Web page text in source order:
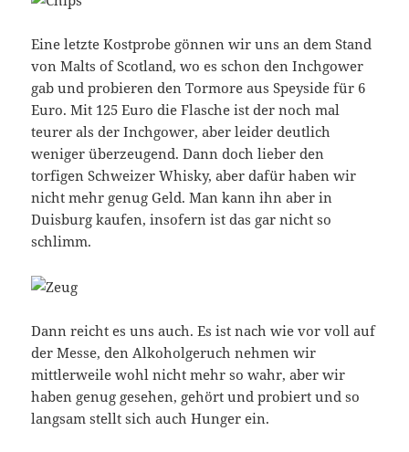
Eine letzte Kostprobe gönnen wir uns an dem Stand
von Malts of Scotland, wo es schon den Inchgower
gab und probieren den Tormore aus Speyside für 6
Euro. Mit 125 Euro die Flasche ist der noch mal
teurer als der Inchgower, aber leider deutlich
weniger überzeugend. Dann doch lieber den
torfigen Schweizer Whisky, aber dafür haben wir
nicht mehr genug Geld. Man kann ihn aber in
Duisburg kaufen, insofern ist das gar nicht so
schlimm.
Dann reicht es uns auch. Es ist nach wie vor voll auf
der Messe, den Alkoholgeruch nehmen wir
mittlerweile wohl nicht mehr so wahr, aber wir
haben genug gesehen, gehört und probiert und so
langsam stellt sich auch Hunger ein.